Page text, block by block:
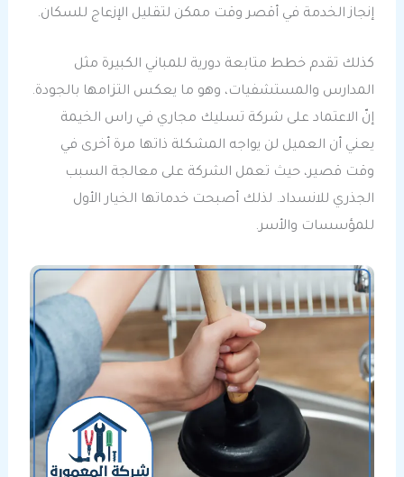
إنجاز الخدمة في أقصر وقت ممكن لتقليل الإزعاج للسكان.
كذلك تقدم خطط متابعة دورية للمباني الكبيرة مثل
المدارس والمستشفيات، وهو ما يعكس التزامها بالجودة.
إنّ الاعتماد على شركة تسليك مجاري في راس الخيمة
يعني أن العميل لن يواجه المشكلة ذاتها مرة أخرى في
وقت قصير، حيث تعمل الشركة على معالجة السبب
الجذري للانسداد. لذلك أصبحت خدماتها الخيار الأول
للمؤسسات والأسر.